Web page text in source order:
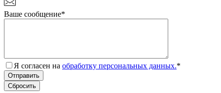
Ваше сообщение*
Я согласен на обработку персональных данных.*